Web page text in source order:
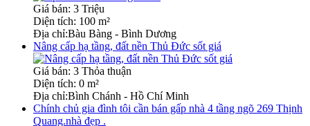
Giá bán: 3 Triệu
Diện tích: 100 m²
Địa chỉ:Bàu Bàng - Bình Dương
Nâng cấp hạ tầng, đất nền Thủ Đức sốt giá
Giá bán: 3 Thỏa thuận
Diện tích: 0 m²
Địa chỉ:Bình Chánh - Hồ Chí Minh
Chính chủ gia đình tôi cần bán gấp nhà 4 tầng ngõ 269 Thịnh
Quang.nhà đẹp .